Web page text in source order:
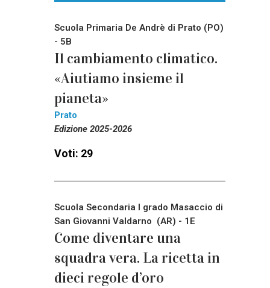
Scuola Primaria De Andrè di Prato (PO)
- 5B
Il cambiamento climatico.
«Aiutiamo insieme il
pianeta»
Prato
Edizione 2025-2026
Voti: 29
Scuola Secondaria I grado Masaccio di
San Giovanni Valdarno (AR) - 1E
Come diventare una
squadra vera. La ricetta in
dieci regole d’oro